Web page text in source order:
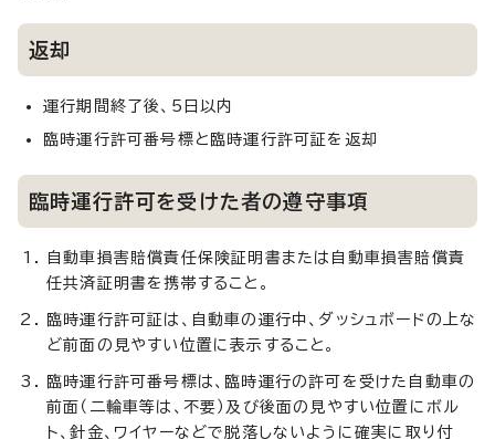
返却
運行期間終了後、5日以内
臨時運行許可番号標と臨時運行許可証を返却
臨時運行許可を受けた者の遵守事項
自動車損害賠償責任保険証明書または自動車損害賠償責
任共済証明書を携帯すること。
臨時運行許可証は、自動車の運行中、ダッシュボードの上な
ど前面の見やすい位置に表示すること。
臨時運行許可番号標は、臨時運行の許可を受けた自動車の
前面（二輪車等は、不要）及び後面の見やすい位置にボル
ト、針金、ワイヤーなどで脱落しないように確実に取り付